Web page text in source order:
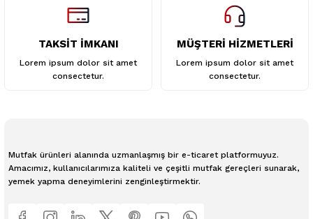
TAKSİT İMKANI
Lorem ipsum dolor sit amet
consectetur.
MÜŞTERİ HİZMETLERİ
Lorem ipsum dolor sit amet
consectetur.
Mutfak ürünleri alanında uzmanlaşmış bir e-ticaret platformuyuz.
Amacımız, kullanıcılarımıza kaliteli ve çeşitli mutfak gereçleri sunarak,
yemek yapma deneyimlerini zenginleştirmektir.